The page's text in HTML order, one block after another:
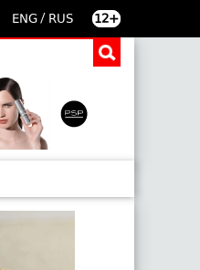
ENG / RUS 12+